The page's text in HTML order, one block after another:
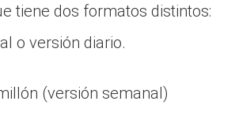
tiene dos formatos distintos:
o versión diario.
(versión semanal)